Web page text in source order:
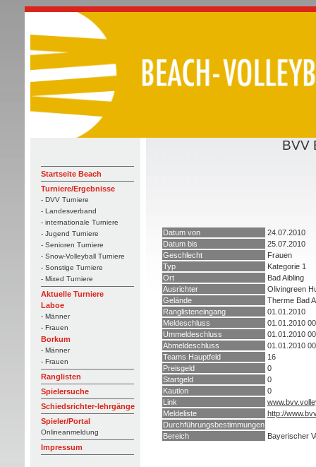
Startseite Beach
Turniere/Ergebnisse
- DVV Turniere
- Landesverband
- internationale Turniere
- Jugend Turniere
- Senioren Turniere
- Snow-Volleyball Turniere
- Sonstige Turniere
- Mixed Turniere
Aktuelle Turniere
Laboe
- Männer
- Frauen
Borkum
- Männer
- Frauen
Ranglisten
Spielersuche
Schiedsrichter-lehrgänge
Spieler/Portal
Onlineanmeldung
Impressum
BVV
Datum von
24.07.2010
Datum bis
25.07.2010
Geschlecht
Frauen
Typ
Kategorie 1
Ort
Bad Aibling
Ausrichter
Olivingreen
Gelände
Therme Bad
Ranglisteneingang
01.01.2010
Meldeschluss
01.01.2010
Ummeldeschluss
01.01.2010
Abmeldeschluss
01.01.2010
Teams Hauptfeld
16
Preisgeld
0
Startgeld
0
Kaution
0
Link
Meldeliste
http://
Durchführungsbestimmungen
Bereich
Bayerischer